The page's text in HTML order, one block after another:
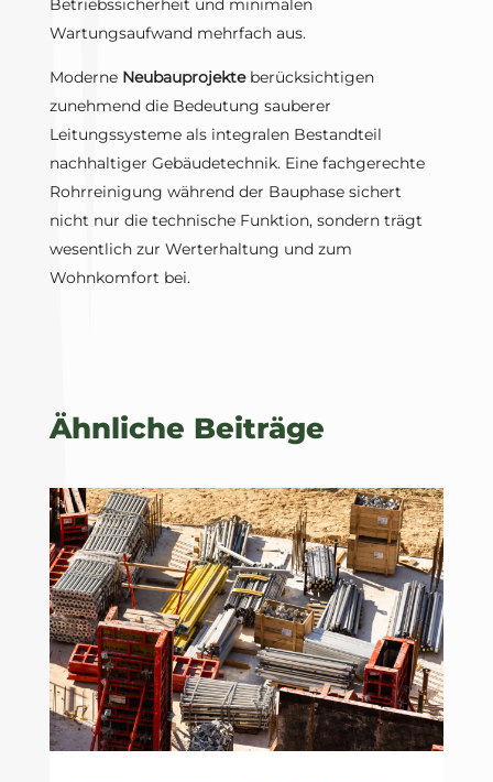
Betriebssicherheit und minimalen
Wartungsaufwand mehrfach aus.
Moderne Neubauprojekteberücksichtigen
zunehmend die Bedeutung sauberer
Leitungssysteme als integralen Bestandteil
nachhaltiger Gebäudetechnik. Eine fachgerechte
Rohrreinigung während der Bauphase sichert
nicht nur die technische Funktion, sondern trägt
wesentlich zur Werterhaltung und zum
Wohnkomfort bei.
Ähnliche Beiträge